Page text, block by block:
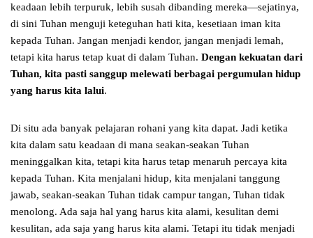
keadaan lebih terpuruk, lebih susah dibanding mereka—sejatinya,
di sini Tuhan menguji keteguhan hati kita, kesetiaan iman kita
kepada Tuhan. Jangan menjadi kendor, jangan menjadi lemah,
tetapi kita harus tetap kuat di dalam Tuhan. Dengan kekuatan dari
Tuhan, kita pasti sanggup melewati berbagai pergumulan hidup
yang harus kita lalui.
Di situ ada banyak pelajaran rohani yang kita dapat. Jadi ketika
kita dalam satu keadaan di mana seakan-seakan Tuhan
meninggalkan kita, tetapi kita harus tetap menaruh percaya kita
kepada Tuhan. Kita menjalani hidup, kita menjalani tanggung
jawab, seakan-seakan Tuhan tidak campur tangan, Tuhan tidak
menolong. Ada saja hal yang harus kita alami, kesulitan demi
kesulitan, ada saja yang harus kita alami. Tetapi itu tidak menjadi